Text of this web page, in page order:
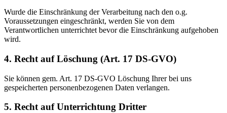
Wurde die Einschränkung der Verarbeitung nach den o.g.
Voraussetzungen eingeschränkt, werden Sie von dem
Verantwortlichen unterrichtet bevor die Einschränkung aufgehoben
wird.
4. Recht auf Löschung (Art. 17 DS-GVO)
Sie können gem. Art. 17 DS-GVO Löschung Ihrer bei uns
gespeicherten personenbezogenen Daten verlangen.
5. Recht auf Unterrichtung Dritter